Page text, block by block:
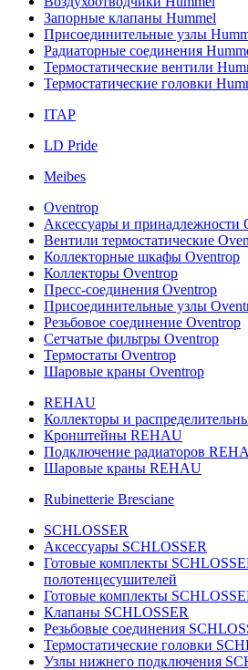
Запорные клапаны Hummel
Присоединительные узлы
Радиаторные соединения
Термостатические вентили
Термостатические головки
ITAP
LD Pride
Meibes
Oventrop
Аксессуары и принадлежности
Вентили термостатические
Коллекторные шкафы Oventrop
Коллекторы Oventrop
Пресс-соединения Oventrop
Присоединительные узлы
Резьбовое соединение Oventrop
Сетчатые фильтры Oventrop
Термостаты Oventrop
Шаровые краны Oventrop
REHAU
Коллекторы и
Кронштейны REHAU
Подключение радиаторов
Шаровые краны REHAU
Rubinetterie Bresciane
SCHLOSSER
Аксессуары SCHLOSSER
Готовые комплекты
полотенцесушителей
Готовые комплекты
Клапаны SCHLOSSER
Резьбовые соединения
Термостатические головки
Узлы нижнего подключения